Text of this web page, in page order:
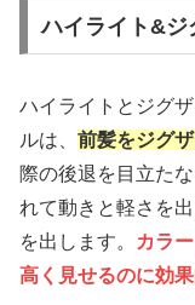
ハイライト&ジ
ハイライトとジグ
ルは、 前髪をジグ
際の後退を目立た
れて動きと軽さを
を出します。
カラ
高く見せるのに効